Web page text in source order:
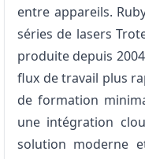
entre appareils.
séries de lasers
produite depuis
flux de travail plus
de formation
une intégration
solution moderne